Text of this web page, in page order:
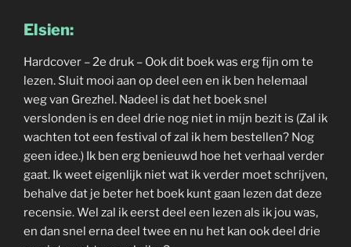
Elsien:
Hardcover – 2e druk – Ook dit boek was erg fijn om te
lezen. Sluit mooi aan op deel een en ik ben helemaal
weg van Grezhel. Nadeel is dat het boek snel
verslonden is en deel drie nog niet in mijn bezit is (Zal ik
wachten tot een festival of zal ik hem bestellen? Nog
geen idee.) Ik ben erg benieuwd hoe het verhaal verder
gaat. Ik weet eigenlijk niet wat ik verder moet schrijven,
behalve dat je beter het boek kunt gaan lezen dat deze
recensie. Wel zal ik eerst deel een lezen als ik jou was,
en dan snel erna deel twee en nu het kan ook deel drie